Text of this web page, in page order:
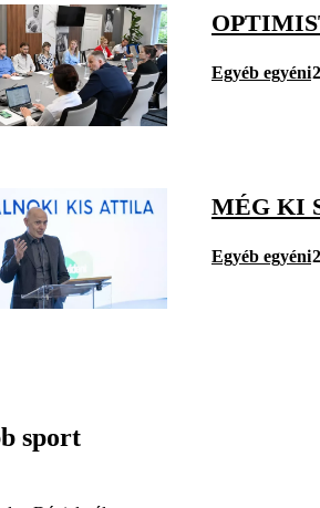
Egyéb egyéni
MÉG KI
Egyéb egyéni
sport